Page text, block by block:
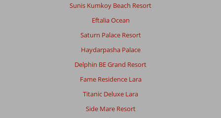
Sunis Kumkoy Beach Resort
Eftalia Ocean
Saturn Palace Resort
Haydarpasha Palace
Delphin BE Grand Resort
Fame Residence Lara
Titanic Deluxe Lara
Side Mare Resort